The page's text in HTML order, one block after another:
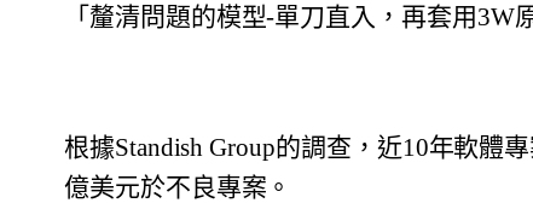
「釐清問題的模型-單刀直入，再套用3W
根據Standish Group的調查，近10年軟體
億美元於不良專案。